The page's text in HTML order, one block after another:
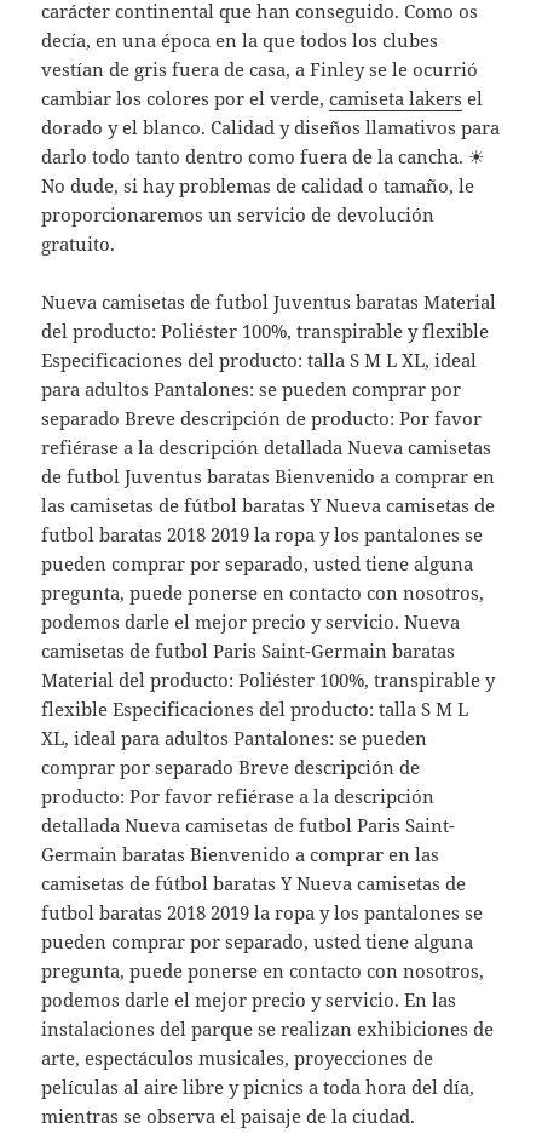
carácter continental que han conseguido. Como os
decía, en una época en la que todos los clubes
vestían de gris fuera de casa, a Finley se le ocurrió
cambiar los colores por el verde,camiseta lakers el
dorado y el blanco. Calidad y diseños llamativos para
darlo todo tanto dentro como fuera de la cancha. ☀
No dude, si hay problemas de calidad o tamaño, le
proporcionaremos un servicio de devolución
gratuito.
Nueva camisetas de futbol Juventus baratas Material
del producto: Poliéster 100%, transpirable y flexible
Especificaciones del producto: talla S M L XL, ideal
para adultos Pantalones: se pueden comprar por
separado Breve descripción de producto: Por favor
refiérase a la descripción detallada Nueva camisetas
de futbol Juventus baratas Bienvenido a comprar en
las camisetas de fútbol baratas Y Nueva camisetas de
futbol baratas 2018 2019 la ropa y los pantalones se
pueden comprar por separado, usted tiene alguna
pregunta, puede ponerse en contacto con nosotros,
podemos darle el mejor precio y servicio. Nueva
camisetas de futbol Paris Saint-Germain baratas
Material del producto: Poliéster 100%, transpirable y
flexible Especificaciones del producto: talla S M L
XL, ideal para adultos Pantalones: se pueden
comprar por separado Breve descripción de
producto: Por favor refiérase a la descripción
detallada Nueva camisetas de futbol Paris Saint-
Germain baratas Bienvenido a comprar en las
camisetas de fútbol baratas Y Nueva camisetas de
futbol baratas 2018 2019 la ropa y los pantalones se
pueden comprar por separado, usted tiene alguna
pregunta, puede ponerse en contacto con nosotros,
podemos darle el mejor precio y servicio. En las
instalaciones del parque se realizan exhibiciones de
arte, espectáculos musicales, proyecciones de
películas al aire libre y picnics a toda hora del día,
mientras se observa el paisaje de la ciudad.